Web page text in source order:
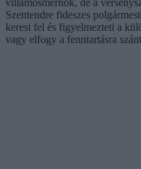
Szentendre fideszes
keresi fel és figyelmezteti a
vagy elfogy a fenntartásra